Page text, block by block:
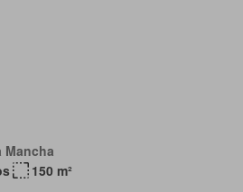
Mancha
150 m²